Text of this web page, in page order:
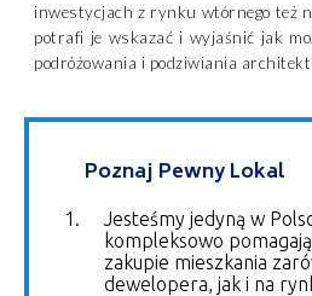
inwestycjach z rynku wtórnego też
potrafi je wskazać i wyjaśnić jak
podróżowania i podziwiania
Poznaj Pewny Lokal
Jesteśmy jedyną w
kompleksowo
zakupie mieszkania
dewelopera, jak i na